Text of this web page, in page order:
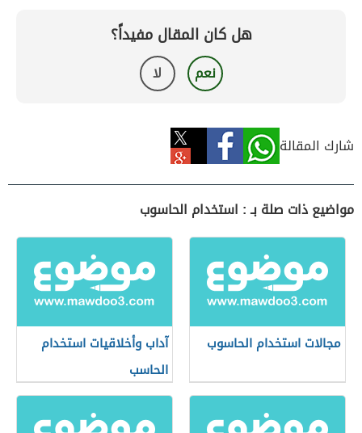
هل كان المقال مفيداً؟
نعم لا
شارك المقالة
مواضيع ذات صلة بـ : استخدام الحاسوب
مجالات استخدام الحاسوب
آداب وأخلاقيات استخدام
الحاسب